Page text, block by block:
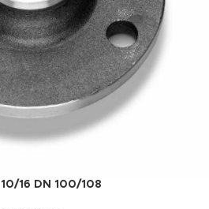
16 DN 100/108